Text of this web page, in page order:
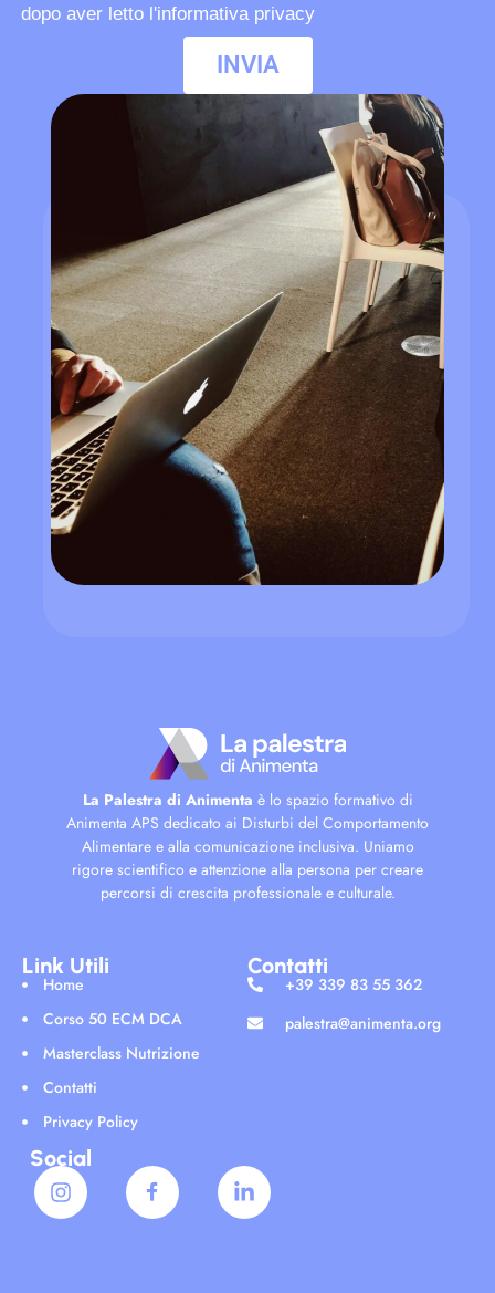
dopo aver letto l'informativa privacy
INVIA
La Palestra di Animenta è lo spazio formativo di
Animenta APS dedicato ai Disturbi del Comportamento
Alimentare e alla comunicazione inclusiva. Uniamo
rigore scientifico e attenzione alla persona per creare
percorsi di crescita professionale e culturale.
Link Utili
Home
Corso 50 ECM DCA
Masterclass Nutrizione
Contatti
Privacy Policy
Contatti
+39 339 83 55 362
palestra@animenta.org
Social